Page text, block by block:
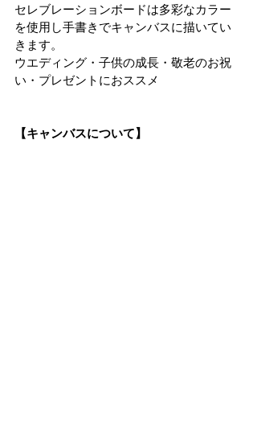
セレブレーションボードは多彩なカラー
を使用し手書きでキャンバスに描いてい
きます。
ウエディング・子供の成長・敬老のお祝
い・プレゼントにおススメ
【キャンバスについて】